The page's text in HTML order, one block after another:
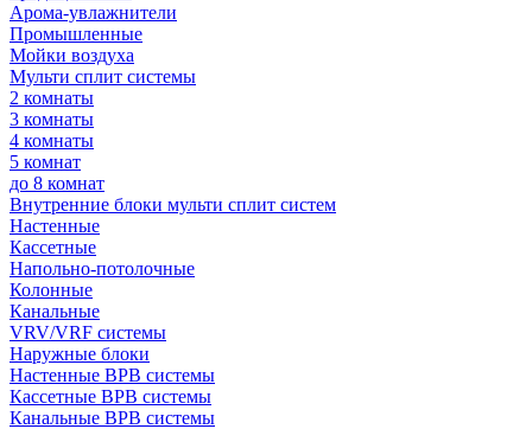
Арома-увлажнители
Промышленные
Мойки воздуха
Мульти сплит системы
2 комнаты
3 комнаты
4 комнаты
5 комнат
до 8 комнат
Внутренние блоки мульти сплит систем
Настенные
Кассетные
Напольно-потолочные
Колонные
Канальные
VRV/VRF системы
Наружные блоки
Настенные ВРВ системы
Кассетные ВРВ системы
Канальные ВРВ системы